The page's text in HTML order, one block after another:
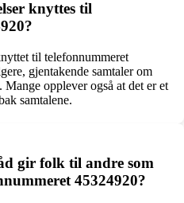
knyttes til
til telefonnummeret
gjentakende samtaler om
opplever også at det er et
samtalene.
gir folk til andre som
45324920?